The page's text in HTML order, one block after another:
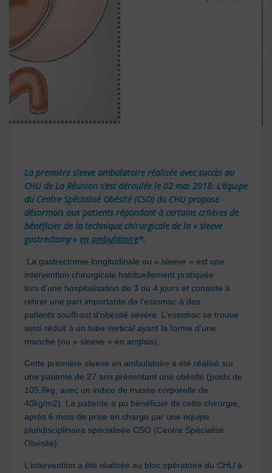
La première sleeve ambulatoire réalisée avec succès au
CHU de La Réunion s’est déroulée le 02 mai 2018. L’équipe
du Centre Spécialisé Obésité (CSO) du CHU propose
désormais aux patients répondant à certains critères de
bénéficier de la technique chirurgicale de la « sleeve
gastrectomy » en ambulatoire*.
La gastrectomie longitudinale ou « sleeve » est une
intervention chirurgicale habituellement pratiquée
lors d’une hospitalisation de 3 ou 4 jours et consiste à
retirer une part importante de l’estomac à des
patients souffrant d’obésité sévère. L’estomac se trouve
ainsi réduit à un tube vertical ayant la forme d’une
manche (ou « sleeve » en anglais).
Cette première sleeve en ambulatoire a été réalisé sur
une patiente de 27 ans présentant une obésité (poids de
105.8kg, avec un indice de masse corporelle de
40kg/m2). La patiente a pu bénéficier de cette chirurgie,
après 6 mois de prise en charge par une équipe
pluridisciplinaire spécialisée CSO (Centre Spécialisé
Obésité).
L’intervention a été réalisée au bloc opératoire du CHU à